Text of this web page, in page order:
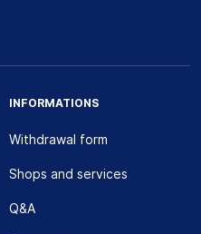
INFORMATIONS
Withdrawal form
Shops and services
Q&A